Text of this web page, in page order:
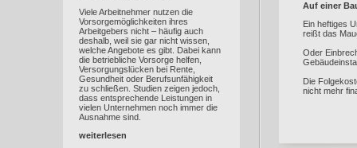
Viele Arbeitnehmer nutzen die
Vorsorgemöglichkeiten ihres
Arbeitgebers nicht – häufig auch
deshalb, weil sie gar nicht wissen,
welche Angebote es gibt. Dabei kann
die betriebliche Vorsorge helfen,
Versorgungslücken bei Rente,
Gesundheit oder Berufsunfähigkeit
zu schließen. Studien zeigen jedoch,
dass entsprechende Leistungen in
vielen Unternehmen noch immer die
Ausnahme sind.
weiterlesen
Auf einer
Ein heftiges
reißt das
Oder
Die
nicht mehr